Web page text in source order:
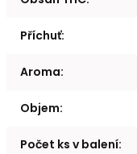
Příchuť:
Aroma:
Objem:
Počet ks v balení: